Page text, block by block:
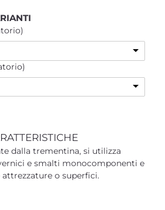
dalla trementina, si utilizza
e smalti monocomponenti e
o superfici.